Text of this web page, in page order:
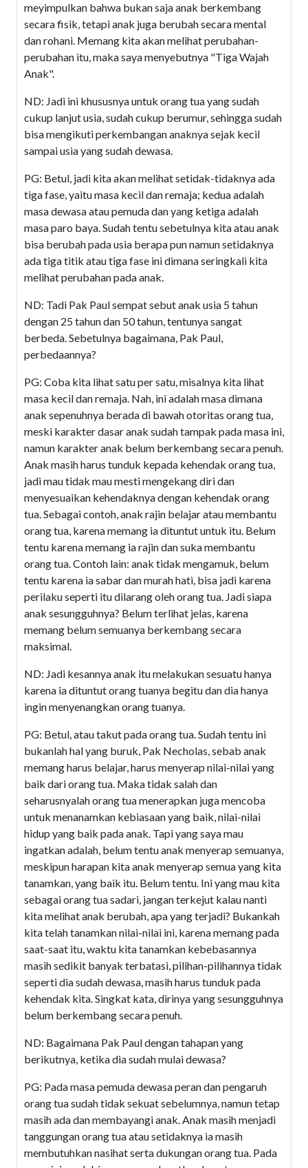
meyimpulkan bahwa bukan saja anak berkembang
secara fisik, tetapi anak juga berubah secara mental
dan rohani. Memang kita akan melihat perubahan-
perubahan itu, maka saya menyebutnya "Tiga Wajah
Anak".
ND: Jadi ini khususnya untuk orang tua yang sudah
cukup lanjut usia, sudah cukup berumur, sehingga sudah
bisa mengikuti perkembangan anaknya sejak kecil
sampai usia yang sudah dewasa.
PG: Betul, jadi kita akan melihat setidak-tidaknya ada
tiga fase, yaitu masa kecil dan remaja; kedua adalah
masa dewasa atau pemuda dan yang ketiga adalah
masa paro baya. Sudah tentu sebetulnya kita atau anak
bisa berubah pada usia berapa pun namun setidaknya
ada tiga titik atau tiga fase ini dimana seringkali kita
melihat perubahan pada anak.
ND: Tadi Pak Paul sempat sebut anak usia 5 tahun
dengan 25 tahun dan 50 tahun, tentunya sangat
berbeda. Sebetulnya bagaimana, Pak Paul,
perbedaannya?
PG: Coba kita lihat satu per satu, misalnya kita lihat
masa kecil dan remaja. Nah, ini adalah masa dimana
anak sepenuhnya berada di bawah otoritas orang tua,
meski karakter dasar anak sudah tampak pada masa ini,
namun karakter anak belum berkembang secara penuh.
Anak masih harus tunduk kepada kehendak orang tua,
jadi mau tidak mau mesti mengekang diri dan
menyesuaikan kehendaknya dengan kehendak orang
tua. Sebagai contoh, anak rajin belajar atau membantu
orang tua, karena memang ia dituntut untuk itu. Belum
tentu karena memang ia rajin dan suka membantu
orang tua. Contoh lain: anak tidak mengamuk, belum
tentu karena ia sabar dan murah hati, bisa jadi karena
perilaku seperti itu dilarang oleh orang tua. Jadi siapa
anak sesungguhnya? Belum terlihat jelas, karena
memang belum semuanya berkembang secara
maksimal.
ND: Jadi kesannya anak itu melakukan sesuatu hanya
karena ia dituntut orang tuanya begitu dan dia hanya
ingin menyenangkan orang tuanya.
PG: Betul, atau takut pada orang tua. Sudah tentu ini
bukanlah hal yang buruk, Pak Necholas, sebab anak
memang harus belajar, harus menyerap nilai-nilai yang
baik dari orang tua. Maka tidak salah dan
seharusnyalah orang tua menerapkan juga mencoba
untuk menanamkan kebiasaan yang baik, nilai-nilai
hidup yang baik pada anak. Tapi yang saya mau
ingatkan adalah, belum tentu anak menyerap semuanya,
meskipun harapan kita anak menyerap semua yang kita
tanamkan, yang baik itu. Belum tentu. Ini yang mau kita
sebagai orang tua sadari, jangan terkejut kalau nanti
kita melihat anak berubah, apa yang terjadi? Bukankah
kita telah tanamkan nilai-nilai ini, karena memang pada
saat-saat itu, waktu kita tanamkan kebebasannya
masih sedikit banyak terbatasi, pilihan-pilihannya tidak
seperti dia sudah dewasa, masih harus tunduk pada
kehendak kita. Singkat kata, dirinya yang sesungguhnya
belum berkembang secara penuh.
ND: Bagaimana Pak Paul dengan tahapan yang
berikutnya, ketika dia sudah mulai dewasa?
PG: Pada masa pemuda dewasa peran dan pengaruh
orang tua sudah tidak sekuat sebelumnya, namun tetap
masih ada dan membayangi anak. Anak masih menjadi
tanggungan orang tua atau setidaknya ia masih
membutuhkan nasihat serta dukungan orang tua. Pada